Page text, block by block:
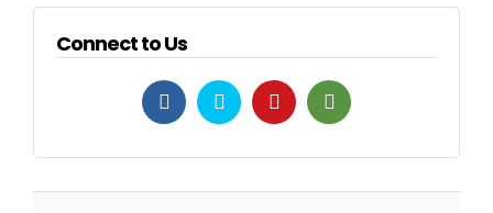
Connect to Us